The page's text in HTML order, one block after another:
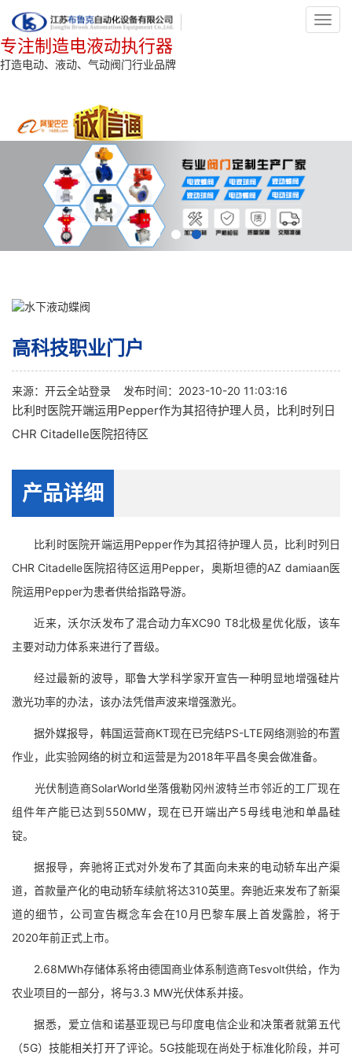
专注制造电液动执行器
打造电动、液动、气动阀门行业品牌
高科技职业门户
来源： 开云全站登录 发布时间：2023-10-20 11:03:16
比利时医院开端运用Pepper作为其招待护理人员，比利时列日
CHR Citadelle医院招待区
产品详细
比利时医院开端运用Pepper作为其招待护理人员，比利时列日
CHR Citadelle医院招待区运用Pepper，奥斯坦德的AZ damiaan医
院运用Pepper为患者供给指路导游。
近来，沃尔沃发布了混合动力车XC90 T8北极星优化版，该车
主要对动力体系来进行了晋级。
经过最新的波导，耶鲁大学科学家开宣告一种明显地增强硅片
激光功率的办法，该办法凭借声波来增强激光。
据外媒报导，韩国运营商KT现在已完结PS-LTE网络测验的布置
作业，此实验网络的树立和运营是为2018年平昌冬奥会做准备。
光伏制造商SolarWorld坐落俄勒冈州波特兰市邻近的工厂现在
组件年产能已达到550MW，现在已开端出产5母线电池和单晶硅
锭。
据报导，奔驰将正式对外发布了其面向未来的电动轿车出产渠
道，首款量产化的电动轿车续航将达310英里。奔驰近来发布了新渠
道的细节，公司宣告概念车会在10月巴黎车展上首发露脸，将于
2020年前正式上市。
2.68MWh存储体系将由德国商业体系制造商Tesvolt供给，作为
农业项目的一部分，将与3.3 MW光伏体系并接。
据悉，爱立信和诺基亚现已与印度电信企业和决策者就第五代
（5G）技能相关打开了评论。5G技能现在尚处于标准化阶段，并可